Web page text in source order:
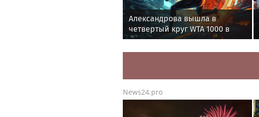
Александрова вышла в
четвертый круг WTA 1000 в
Торонто
News24.pro